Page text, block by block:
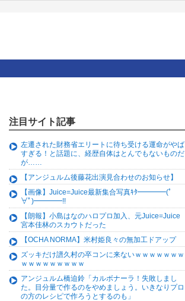
注目サイト記事
左遷された財務省エリートに待ち受ける運命がやば
すぎる！と話題に、経歴自体はとんでもないものだ
が……
【アンジュルム後藤花出演見合わせのお知らせ】
【画像】Juice=Juice最新集合写真ｷﾀ━━━━(ﾟ
∀ﾟ)━━━━!!
【朗報】小島はなのハロプロ加入、元Juice=Juice
宮本佳林のスカウトだった
【OCHA NORMA】米村姫良々の無加工ドアップ
ズッキだけ譜久村の卒コンに来ないｗｗｗｗｗｗｗ
ｗｗｗｗｗｗｗｗｗ
アンジュルム橋迫鈴「カルボナーラ！失敗しまし
た。目分量で作るのをやめましょう。いきなりプロ
の方のレシピで作ろうとするのも」